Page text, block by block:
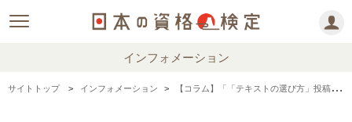
インフォメーション
サイトトップ インフォメーション 【コラム】「「テキストの選び方」投稿記事まとめ～2021年11月のテーマ～」を公開しました。